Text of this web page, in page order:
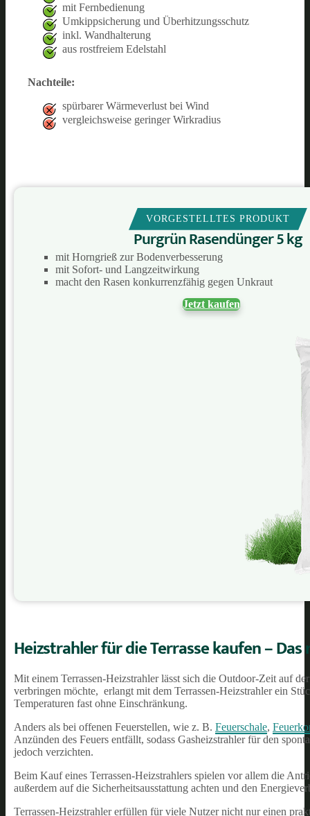
mit Fernbedienung
Umkippsicherung und Überhitzungsschutz
inkl. Wandhalterung
aus rostfreiem Edelstahl
Nachteile:
spürbarer Wärmeverlust bei Wind
vergleichsweise geringer Wirkradius
VORGESTELLTES PRODUKT
Purgrün Rasendünger 5 kg
mit Horngrieß zur Bodenverbesserung
mit Sofort- und Langzeitwirkung
macht den Rasen konkurrenzfähig gegen Unkraut
Jetzt kaufen
Heizstrahler für die Terrasse kaufen –
Mit einem Terrassen-Heizstrahler lässt sich die Outdoor-Zeit auf
verbringen möchte, erlangt mit dem Terrassen-Heizstrahler ein
Temperaturen fast ohne Einschränkung.
Anders als bei offenen Feuerstellen, wie z. B. Feuerschale,
Anzünden des Feuers entfällt, sodass Gasheizstrahler für den
jedoch verzichten.
Beim Kauf eines Terrassen-Heizstrahlers spielen vor allem die
außerdem auf die Sicherheitsausstattung achten und den
Terrassen-Heizstrahler erfüllen für viele Nutzer nicht nur einen